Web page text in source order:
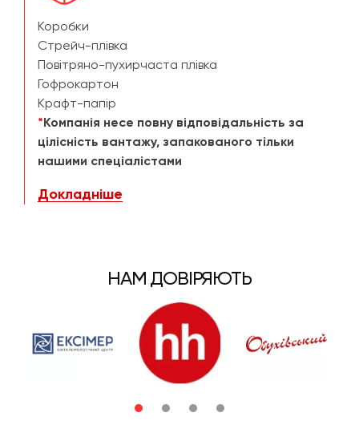
Коробки
Стрейч-плівка
Повітряно-пухирчаста плівка
Гофрокартон
Крафт-папір
*Компанія несе повну відповідальність за
цілісність вантажу, запакованого тільки
нашими спеціалістами
Докладніше
НАМ ДОВІРЯЮТЬ